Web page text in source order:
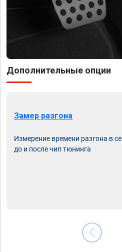
Дополнительные опции
Замер разгона
Измерение времени разгона в
до и после чип тюнинга